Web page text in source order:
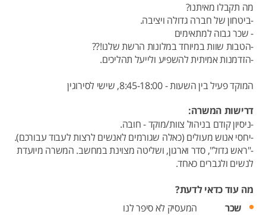
מה תקבלו מאיתנו?
-ביטחון של חברה גדולה ויציבה.
- שכר גבוה למתאימים
-הטבות שוות במיוחד במלונות הרשת שלנו!??
-הזדמנות אמיתית להשפיע ולייעל תהליכים.
המוקד פעיל בין השעות - 8:45-18:00, שישי לסירוגין
דרישות המשרה:
-ניסיון קודם בניהול צוות/מוקד - חובה.
-יחסי אנוש מעולים (כאלה שגורמים לאנשים לרצות לעבוד עבורכם).
-"ראש גדול", סדר וארגון, ושליטה מצוינת במחשב. המשרה מיועדת
לנשים ולגברים כאחד.
מה עוד כדאי לדעת?
שכר
המעסיק לא סיפר לנו